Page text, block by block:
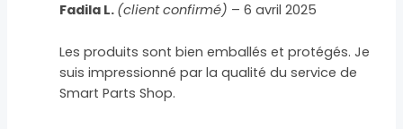
Fadila L. (client confirmé) – 6 avril 2025
Les produits sont bien emballés et protégés. Je
suis impressionné par la qualité du service de
Smart Parts Shop.